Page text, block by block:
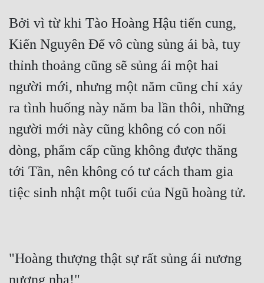
Nữ Cường
Nữ Phụ
Phong Thủy - Tâm Linh
Phương Tây
Phản Phái
Quan Trường
Quân Sự
Bởi vì từ khi Tào Hoàng Hậu tiến cung,
Kiến Nguyên Đế vô cùng sủng ái bà, tuy
thỉnh thoảng cũng sẽ sủng ái một hai
người mới, nhưng một năm cũng chỉ xảy
ra tình huống này năm ba lần thôi, những
người mới này cũng không có con nối
dòng, phẩm cấp cũng không được thăng
tới Tần, nên không có tư cách tham gia
tiệc sinh nhật một tuổi của Ngũ hoàng tử.
"Hoàng thượng thật sự rất sủng ái nương
nương nha!"